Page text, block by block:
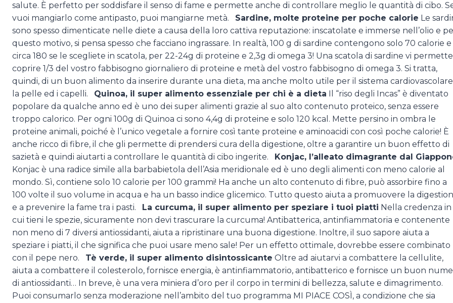
salute. È perfetto per soddisfare il senso di fame e permette anche di controllare meglio le quantità di cibo.
vuoi mangiarlo come antipasto, puoi mangiarne metà. Sardine, molte proteine per poche calorie Le
sono spesso dimenticate nelle diete a causa della loro cattiva reputazione: inscatolate e immerse nell’olio e
questo motivo, si pensa spesso che facciano ingrassare. In realtà, 100 g di sardine contengono solo 70 calorie e
circa 180 se le scegliete in scatola, per 22-24g di proteine e 2,3g di omega 3! Una scatola di sardine vi
coprire 1/3 del vostro fabbisogno giornaliero di proteine e metà del vostro fabbisogno di omega 3. Si tratta,
quindi, di un buon alimento da inserire durante una dieta, ma anche molto utile per il sistema
la pelle ed i capelli. Quinoa, il super alimento essenziale per chi è a dieta Il “riso degli Incas” è diventato
popolare da qualche anno ed è uno dei super alimenti grazie al suo alto contenuto proteico, senza essere
troppo calorico. Per ogni 100g di Quinoa ci sono 4,4g di proteine e solo 120 kcal. Mette persino in ombra le
proteine animali, poiché è l’unico vegetale a fornire così tante proteine e aminoacidi con così poche calorie! È
anche ricco di fibre, il che gli permette di prendersi cura della digestione, oltre a garantire un buon effetto di
sazietà e quindi aiutarti a controllare le quantità di cibo ingerite. Konjac, l’alleato dimagrante dal
Konjac è una radice simile alla barbabietola dell’Asia meridionale ed è uno degli alimenti con meno calorie al
mondo. Sì, contiene solo 10 calorie per 100 grammi! Ha anche un alto contenuto di fibre, può assorbire fino a
100 volte il suo volume in acqua e ha un basso indice glicemico. Tutto questo aiuta a promuovere la
e a prevenire la fame tra i pasti. La curcuma, il super alimento per speziare i tuoi piatti Nella credenza in
cui tieni le spezie, sicuramente non devi trascurare la curcuma! Antibatterica, antinfiammatoria e contenente
non meno di 7 diversi antiossidanti, aiuta a ripristinare una buona digestione. Inoltre, il suo sapore aiuta a
speziare i piatti, il che significa che puoi usare meno sale! Per un effetto ottimale, dovrebbe essere combinato
con il pepe nero. Tè verde, il super alimento disintossicante Oltre ad aiutarvi a combattere la cellulite,
aiuta a combattere il colesterolo, fornisce energia, è antinfiammatorio, antibatterico e fornisce un buon
di antiossidanti… In breve, è una vera miniera d’oro per il corpo in termini di bellezza, salute e dimagrimento.
Puoi consumarlo senza moderazione nell’ambito del tuo programma MI PIACE COSÌ, a condizione che sia